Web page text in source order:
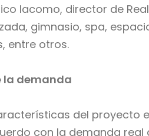
Iacomo, director de
gimnasio, spa,
entre otros.
la demanda
del proyecto
con la demanda